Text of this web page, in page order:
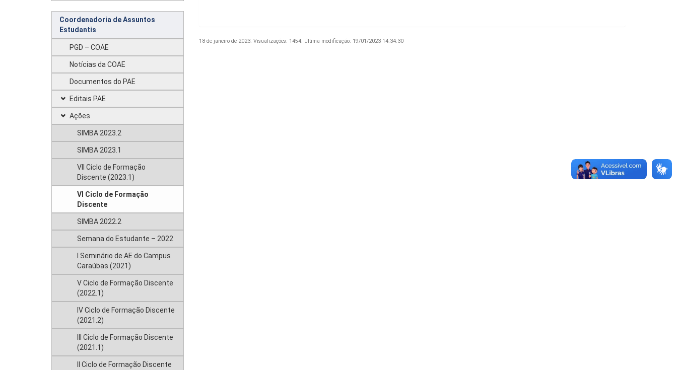
Coordenadoria de Assuntos
Estudantis
PGD – COAE
Notícias da COAE
Documentos do PAE
Editais PAE
Ações
SIMBA 2023.2
SIMBA 2023.1
VII Ciclo de Formação
Discente (2023.1)
VI Ciclo de Formação
Discente
SIMBA 2022.2
Semana do Estudante – 2022
I Seminário de AE do Campus
Caraúbas (2021)
V Ciclo de Formação Discente
(2022.1)
IV Ciclo de Formação Discente
(2021.2)
III Ciclo de Formação Discente
(2021.1)
II Ciclo de Formação Discente
18 de janeiro de 2023. Visualizações: 1454. Última modificação: 19/01/2023 14:34:30